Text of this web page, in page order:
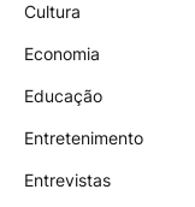
Cultura
Economia
Educação
Entretenimento
Entrevistas